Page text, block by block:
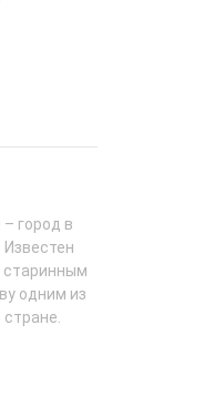
– город в
Известен
старинным
одним из